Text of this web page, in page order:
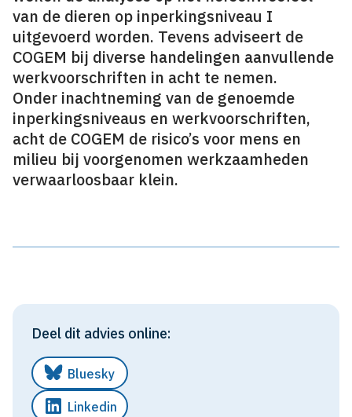
van de dieren op inperkingsniveau I
uitgevoerd worden. Tevens adviseert de
COGEM bij diverse handelingen aanvullende
werkvoorschriften in acht te nemen.
Onder inachtneming van de genoemde
inperkingsniveaus en werkvoorschriften,
acht de COGEM de risico’s voor mens en
milieu bij voorgenomen werkzaamheden
verwaarloosbaar klein.
Deel dit advies online:
Bluesky
Linkedin